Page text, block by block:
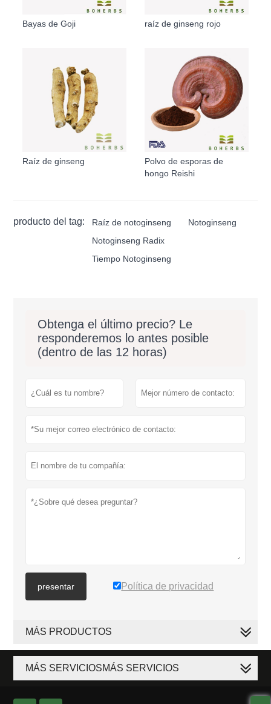
Bayas de Goji raíz de ginseng rojo
Raíz de ginseng
Polvo de esporas de
hongo Reishi
producto del tag: Raíz de notoginseng
Notoginseng
Notoginseng Radix
Tiempo Notoginseng
Obtenga el último precio? Le
responderemos lo antes posible
(dentro de las 12 horas)
presentar Política de privacidad
MÁS PRODUCTOS
MÁS SERVICIOSMÁS SERVICIOS